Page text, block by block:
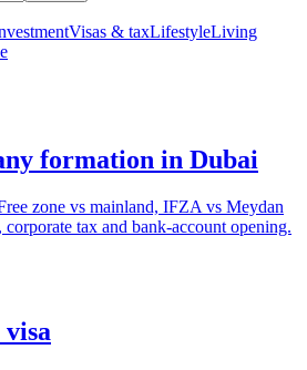
Visas & taxLifestyleLiving
formation in Dubai
zone vs mainland, IFZA vs Meydan
tax and bank-account opening.